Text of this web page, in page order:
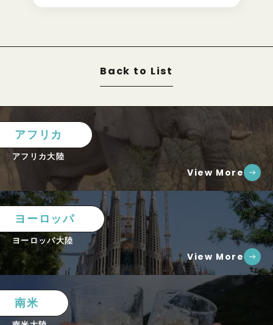
Back to List
アフリカ
アフリカ大陸
View More
ヨーロッパ
ヨーロッパ大陸
View More
南米